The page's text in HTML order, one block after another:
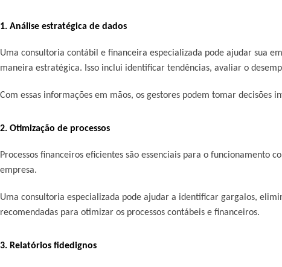
1. Análise estratégica de dados
Uma consultoria contábil e financeira especializada pode ajudar sua
maneira estratégica. Isso inclui identificar tendências, avaliar o
Com essas informações em mãos, os gestores podem tomar decisões
2. Otimização de processos
Processos financeiros eficientes são essenciais para o funcionamento
empresa.
Uma consultoria especializada pode ajudar a identificar gargalos,
recomendadas para otimizar os processos contábeis e financeiros.
3. Relatórios fidedignos